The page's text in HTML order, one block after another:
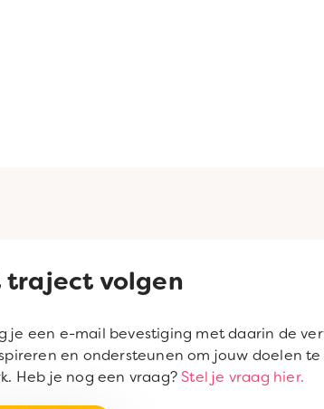
volgen
een e-mail bevestiging met daarin de
en ondersteunen om jouw doelen te
Heb je nog een vraag?Stel je vraag hier.